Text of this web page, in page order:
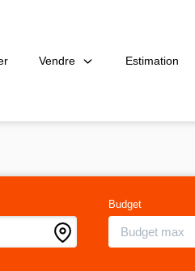
Vendre Estimation
Budget